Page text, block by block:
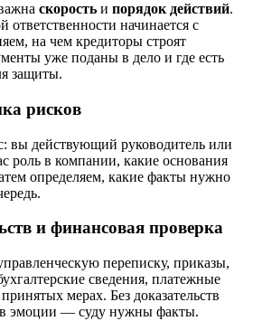
скорость и порядок действий.
ответственности начинается с
на чем кредиторы строят
уже поданы в дело и где есть
защиты.
рисков
вы действующий руководитель или
роль в компании, какие основания
определяем, какие факты нужно
и финансовая проверка
переписку, приказы,
сведения, платежные
мерах. Без доказательств
в эмоции — суду нужны факты.